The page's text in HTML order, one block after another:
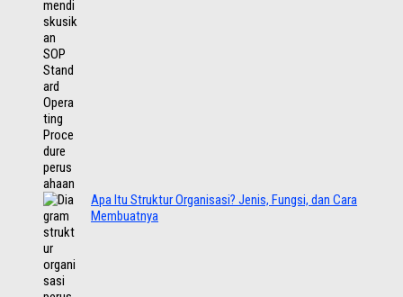
Apa Itu Struktur Organisasi? Jenis, Fungsi, dan Cara
Membuatnya